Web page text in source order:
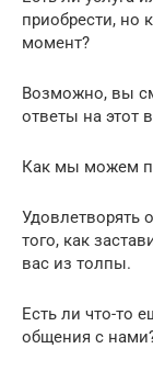
приобрести, но
момент?
Возможно, вы
ответы на этот
Как мы можем
Удовлетворять
того, как
вас из толпы.
Есть ли что-то
общения с